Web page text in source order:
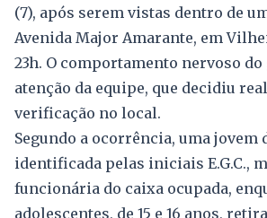
(7), após serem vistas dentro de
Avenida Major Amarante, em
23h. O comportamento nervoso
atenção da equipe, que decidiu
verificação no local.
Segundo a ocorrência, uma jovem
identificada pelas iniciais E.G.C.,
funcionária do caixa ocupada,
adolescentes, de 15 e 16 anos,